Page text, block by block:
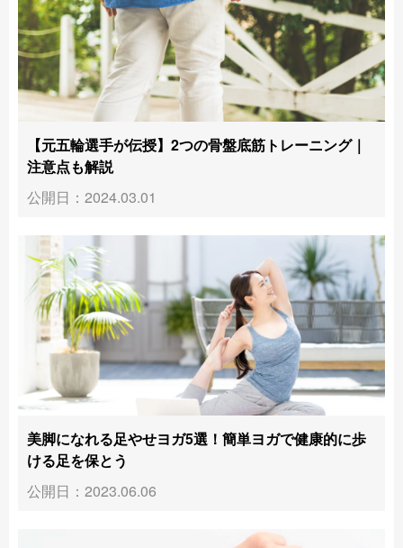
【元五輪選手が伝授】2つの骨盤底筋トレーニング｜
注意点も解説
公開日：2024.03.01
美脚になれる足やせヨガ5選！簡単ヨガで健康的に歩
ける足を保とう
公開日：2023.06.06